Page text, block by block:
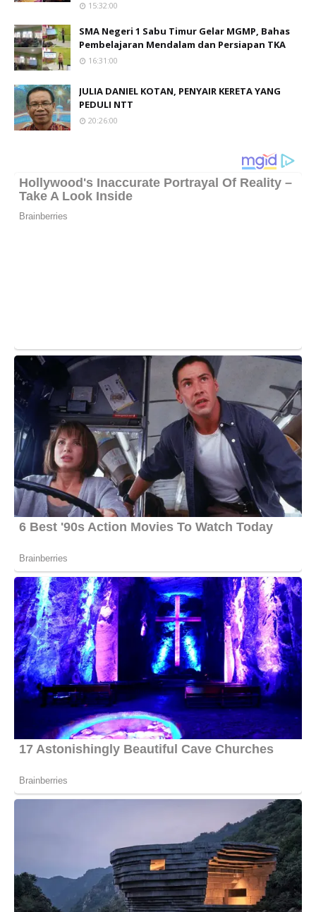
15:32:00
SMA Negeri 1 Sabu Timur Gelar MGMP, Bahas
Pembelajaran Mendalam dan Persiapan TKA
16:31:00
JULIA DANIEL KOTAN, PENYAIR KERETA YANG
PEDULI NTT
20:26:00